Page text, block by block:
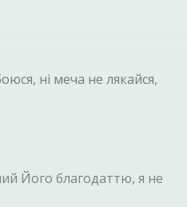
ні меча не лякайся,
Його благодаттю, я не